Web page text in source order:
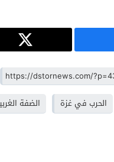
الحرب في غزة الضفة